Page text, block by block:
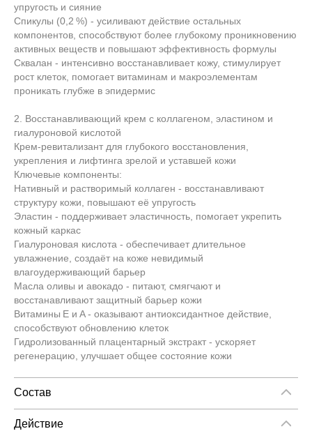
упругость и сияние
Спикулы (0,2 %) - усиливают действие остальных
компонентов, способствуют более глубокому проникновению
активных веществ и повышают эффективность формулы
Сквалан - интенсивно восстанавливает кожу, стимулирует
рост клеток, помогает витаминам и макроэлементам
проникать глубже в эпидермис
2. Восстанавливающий крем с коллагеном, эластином и
гиалуроновой кислотой
Крем-ревитализант для глубокого восстановления,
укрепления и лифтинга зрелой и уставшей кожи
Ключевые компоненты:
Нативный и растворимый коллаген - восстанавливают
структуру кожи, повышают её упругость
Эластин - поддерживает эластичность, помогает укрепить
кожный каркас
Гиалуроновая кислота - обеспечивает длительное
увлажнение, создаёт на коже невидимый
влагоудерживающий барьер
Масла оливы и авокадо - питают, смягчают и
восстанавливают защитный барьер кожи
Витамины E и A - оказывают антиоксидантное действие,
способствуют обновлению клеток
Гидролизованный плацентарный экстракт - ускоряет
регенерацию, улучшает общее состояние кожи
Состав
Сыворотка: Aqua, pullulan, squalane, aloe barbadensis leaf
juice, glycerin, urea, ethylhexylglycerin, phenoxyethanol,
Действие